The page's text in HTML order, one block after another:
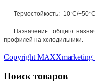
Термостойкость: -10*С/+50*С
Назначение: общего
профилей на холодильники.
Copyright MAXXmarketing
Поиск товаров